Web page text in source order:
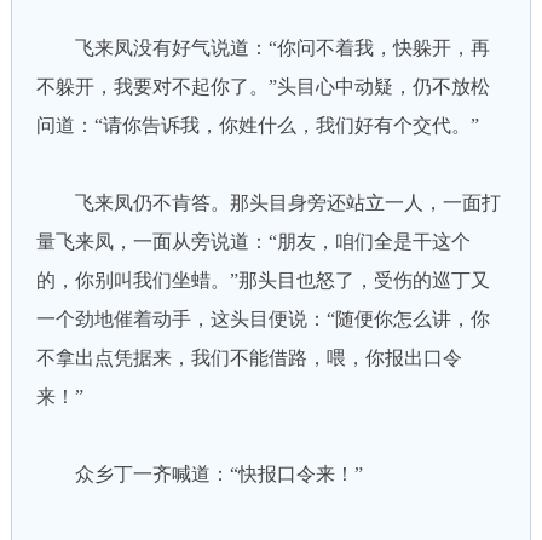
飞来凤没有好气说道：“你问不着我，快躲开，再
不躲开，我要对不起你了。”头目心中动疑，仍不放松
问道：“请你告诉我，你姓什么，我们好有个交代。”
飞来凤仍不肯答。那头目身旁还站立一人，一面打
量飞来凤，一面从旁说道：“朋友，咱们全是干这个
的，你别叫我们坐蜡。”那头目也怒了，受伤的巡丁又
一个劲地催着动手，这头目便说：“随便你怎么讲，你
不拿出点凭据来，我们不能借路，喂，你报出口令
来！”
众乡丁一齐喊道：“快报口令来！”